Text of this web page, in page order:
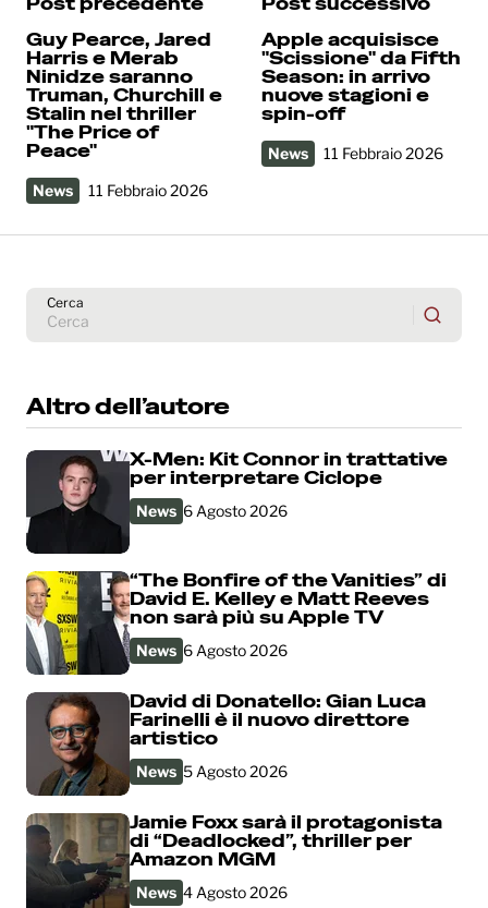
Guy Pearce, Jared
Harris e Merab
Ninidze saranno
Truman, Churchill e
Stalin nel thriller
"The Price of
Peace"
News 11 Febbraio 2026
Apple acquisisce
"Scissione" da Fifth
Season: in arrivo
nuove stagioni e
spin-off
News 11 Febbraio 2026
Cerca
Altro dell’autore
X-Men: Kit Connor in trattative
per interpretare Ciclope
News 6 Agosto 2026
“The Bonfire of the Vanities” di
David E. Kelley e Matt Reeves
non sarà più su Apple TV
News 6 Agosto 2026
David di Donatello: Gian Luca
Farinelli è il nuovo direttore
artistico
News 5 Agosto 2026
Jamie Foxx sarà il protagonista
di “Deadlocked”, thriller per
Amazon MGM
News 4 Agosto 2026